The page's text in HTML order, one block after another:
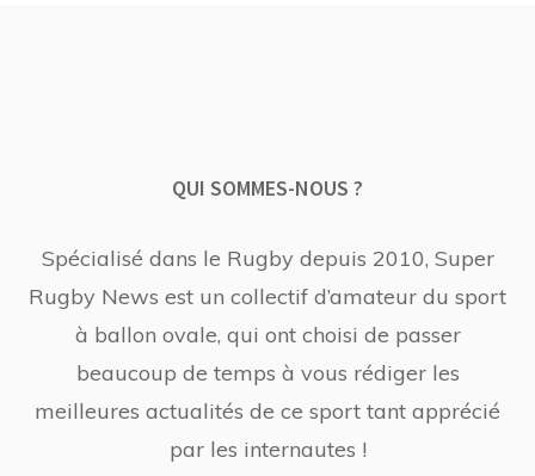
QUI SOMMES-NOUS ?
Spécialisé dans le Rugby depuis 2010, Super
Rugby News est un collectif d’amateur du sport
à ballon ovale, qui ont choisi de passer
beaucoup de temps à vous rédiger les
meilleures actualités de ce sport tant apprécié
par les internautes !